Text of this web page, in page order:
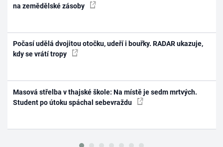
na zemědělské zásoby
Počasí udělá dvojitou otočku, udeří i bouřky. RADAR ukazuje,
kdy se vrátí tropy
Masová střelba v thajské škole: Na místě je sedm mrtvých.
Student po útoku spáchal sebevraždu